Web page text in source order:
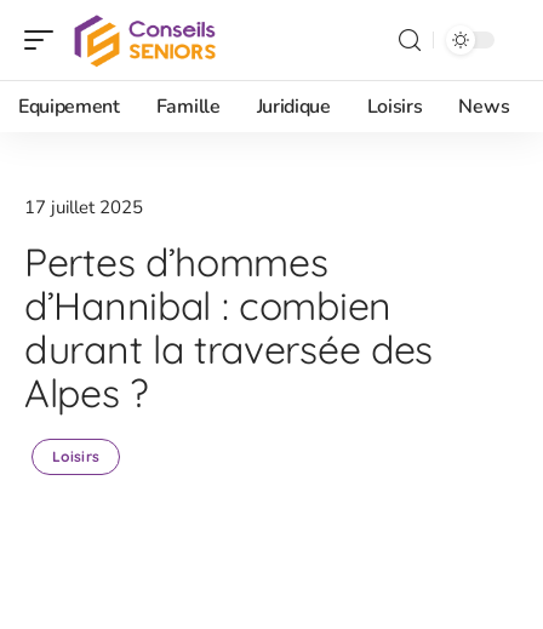
Equipement Famille Juridique Loisirs News
17 juillet 2025
Pertes d’hommes
d’Hannibal : combien
durant la traversée des
Alpes ?
Loisirs